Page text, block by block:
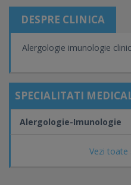
DESPRE CLINICA
Alergologie imunologie
SPECIALITATI
Vezi toate
Alergologie-Imunologie